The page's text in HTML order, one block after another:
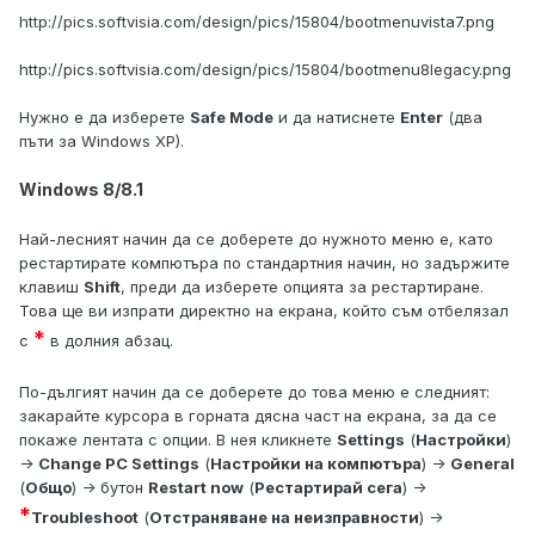
http://pics.softvisia.com/design/pics/15804/bootmenuvista7.png
http://pics.softvisia.com/design/pics/15804/bootmenu8legacy.png
Нужно е да изберете Safe Mode и да натиснете Enter (два
пъти за Windows XP).
Windows 8/8.1
Най-лесният начин да се доберете до нужното меню е, като
рестартирате компютъра по стандартния начин, но задържите
клавиш Shift, преди да изберете опцията за рестартиране.
Това ще ви изпрати директно на екрана, който съм отбелязал
с * в долния абзац.
По-дългият начин да се доберете до това меню е следният:
закарайте курсора в горната дясна част на екрана, за да се
покаже лентата с опции. В нея кликнете Settings (Настройки)
-> Change PC Settings (Настройки на компютъра) -> General
(Общо) -> бутон Restart now (Рестартирай сега) ->
*Troubleshoot (Отстраняване на неизправности) ->